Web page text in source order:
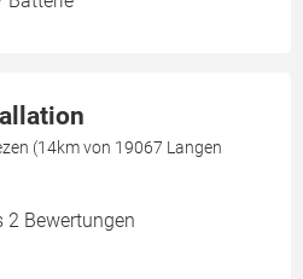
(14km von 19067 Langen
2 Bewertungen